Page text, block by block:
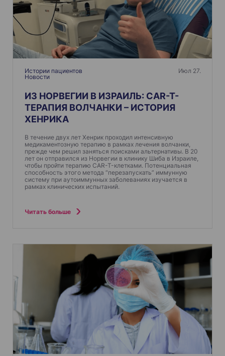
п
о
з
а
Истории пациентов
Новости
Июл 27.
ИЗ НОРВЕГИИ В ИЗРАИЛЬ: CAR-T-
ТЕРАПИЯ ВОЛЧАНКИ – ИСТОРИЯ
ХЕНРИКА
В течение двух лет Хенрик проходил интенсивную
медикаментозную терапию в рамках лечения волчанки,
прежде чем решил заняться поисками альтернативы. В 20
лет он отправился из Норвегии в клинику Шиба в Израиле,
чтобы пройти терапию CAR-T-клетками. Потенциальная
способность этого метода “перезапускать” иммунную
систему при аутоиммунных заболеваниях изучается в
рамках клинических испытаний.
Читать больше